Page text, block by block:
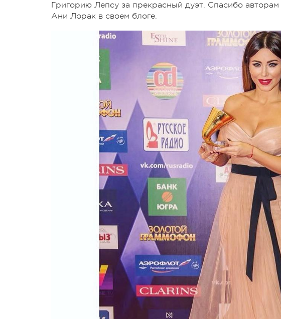
Григорию Лепсу за прекрасный дуэт. Спасибо авторам
Ани Лорак в своем блоге.